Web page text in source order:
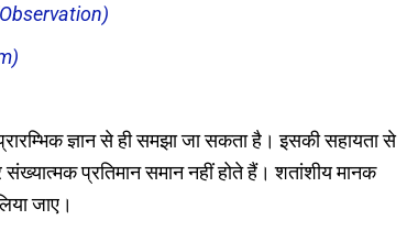
ज्ञान से ही समझा जा सकता है। इसकी सहायता से
प्रतिमान समान नहीं होते हैं। शतांशीय मानक
जाए।